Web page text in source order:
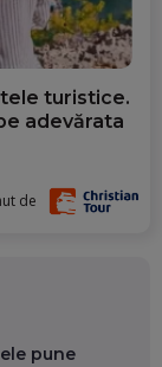
turistice.
adevărata
de
pune